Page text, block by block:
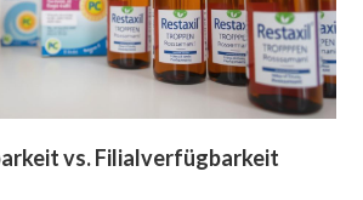
vs. Filialverfügbarkeit